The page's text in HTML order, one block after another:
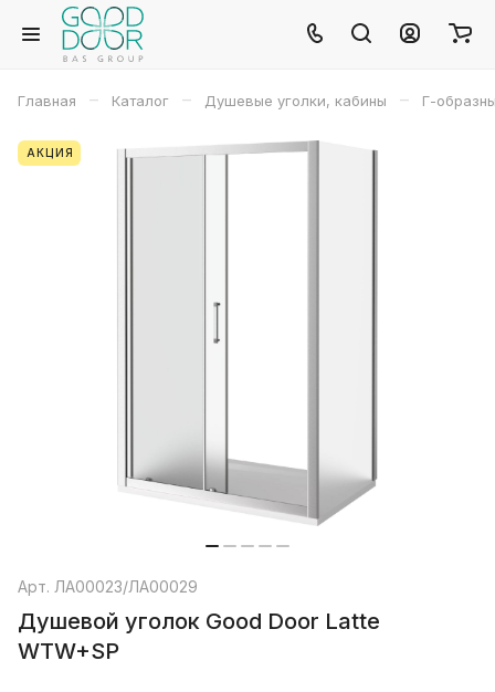
Главная – Каталог – Душевые уголки, кабины – Г-
АКЦИЯ
Арт. ЛА00023/ЛА00029
Душевой уголок Good Door Latte
WTW+SP